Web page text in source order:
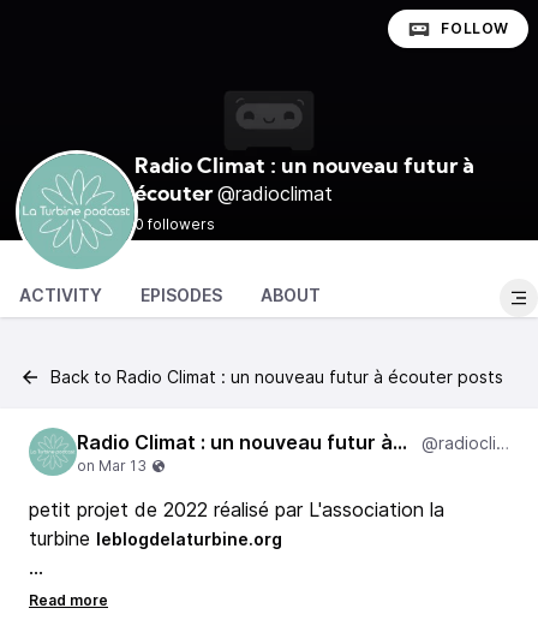
Radio Climat : un nouveau futur à
écouter @radioclimat
0 followers
FOLLOW
ACTIVITY EPISODES ABOUT
Back to Radio Climat : un nouveau futur à écouter posts
Radio Climat : un nouveau futur à écouter @radioclimat
petit projet de 2022 réalisé par L'association la
turbine leblogdelaturbine.org
Interview et prise de son : Zoé Jarry